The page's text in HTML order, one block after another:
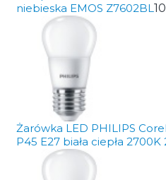
niebieska EMOS Z7602BL
Żarówka LED PHILIPS
P45 E27 biała ciepła